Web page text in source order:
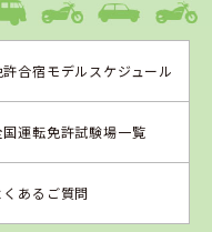
で1位になりました！
1位
1位
許合宿モデルスケジュール
国運転免許試験場一覧
くあるご質問